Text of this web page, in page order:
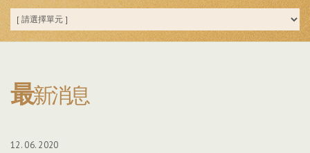
最新消息
12. 06. 2020